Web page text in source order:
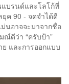
บรนด์และโลโก้ที่
ค 90 - จดจำได้ดี
นอาจจะมาจากชื่อ
ดีว่า “ครับป้า”
และการออกแบบ